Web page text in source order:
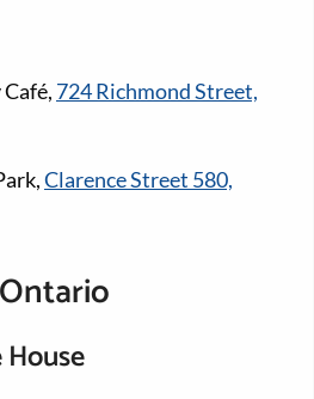
724 Richmond Street,
Clarence Street 580,